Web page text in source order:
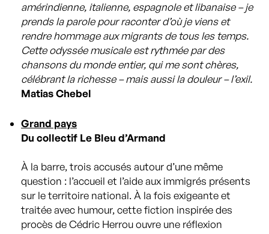
amérindienne, italienne, espagnole et libanaise – je
prends la parole pour raconter d’où je viens et
rendre hommage aux migrants de tous les temps.
Cette odyssée musicale est rythmée par des
chansons du monde entier, qui me sont chères,
célébrant la richesse – mais aussi la douleur – l’exil.
Matias Chebel
Grand pays
Du collectif Le Bleu d’Armand
À la barre, trois accusés autour d’une même
question : l’accueil et l’aide aux immigrés présents
sur le territoire national. À la fois exigeante et
traitée avec humour, cette fiction inspirée des
procès de Cédric Herrou ouvre une réflexion